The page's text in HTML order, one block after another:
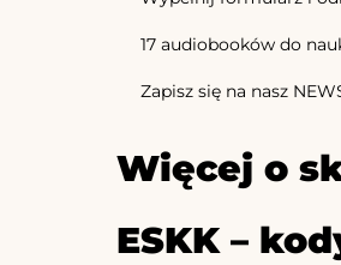
17 audiobooków do
Zapisz się na nasz
Więcej o
ESKK –